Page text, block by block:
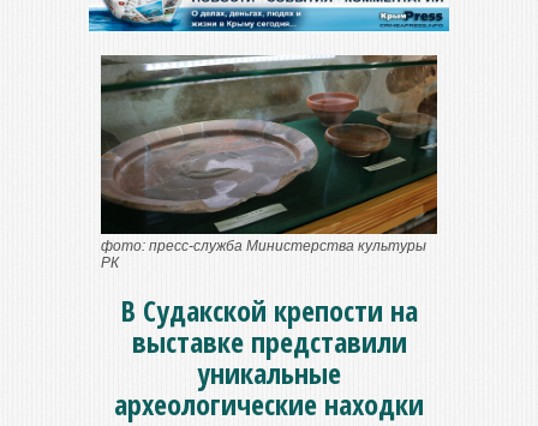
фото: пресс-служба Министерства культуры
РК
В Судакской крепости на
выставке представили
уникальные
археологические находки